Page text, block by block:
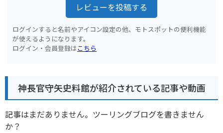
レビューを投稿する
ログインすると名前やアイコン設定の他、モトスポットの便利機能
が使えるようになります。
ログイン・会員登録はこちら
神長官守矢史料館が紹介されている記事や動画
記事はまだありません。ツーリングブログを書きません
か？